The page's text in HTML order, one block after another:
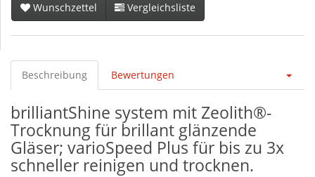
Wunschzettel Vergleichsliste
Beschreibung Bewertungen
brilliantShine system mit Zeolith®-
Trocknung für brillant glänzende
Gläser; varioSpeed Plus für bis zu 3x
schneller reinigen und trocknen.